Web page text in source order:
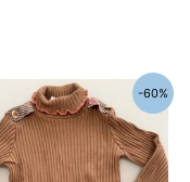
-60%
precio
original
era:
57,50€.
El
precio
actual
es:
23,00€.
Este
tiene